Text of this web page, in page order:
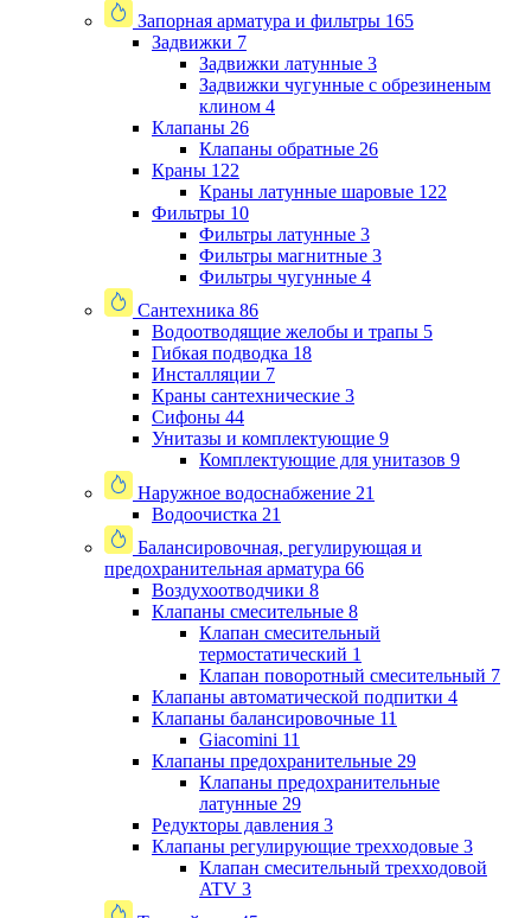
Запорная арматура и фильтры 165
Задвижки 7
Задвижки латунные 3
Задвижки чугунные с обрезиненым
клином 4
Клапаны 26
Клапаны обратные 26
Краны 122
Краны латунные шаровые 122
Фильтры 10
Фильтры латунные 3
Фильтры магнитные 3
Фильтры чугунные 4
Сантехника 86
Водоотводящие желобы и трапы 5
Гибкая подводка 18
Инсталляции 7
Краны сантехнические 3
Сифоны 44
Унитазы и комплектующие 9
Комплектующие для унитазов 9
Наружное водоснабжение 21
Водоочистка 21
Балансировочная, регулирующая и
предохранительная арматура 66
Воздухоотводчики 8
Клапаны cмесительные 8
Клапан cмесительный
термостатический 1
Клапан поворотный cмесительный 7
Клапаны автоматической подпитки 4
Клапаны балансировочные 11
Giacomini 11
Клапаны предохранительные 29
Клапаны предохранительные
латунные 29
Редукторы давления 3
Клапаны регулирующие трехходовые 3
Клапан смесительный трехходовой
ATV 3